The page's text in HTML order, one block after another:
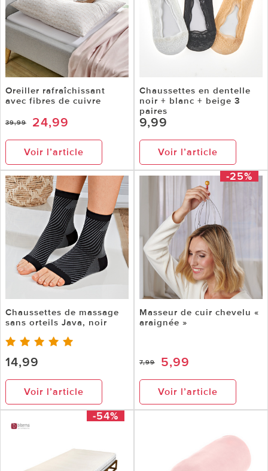
Oreiller rafraîchissant
avec fibres de cuivre
39,99 24,99
Voir l’article
Chaussettes en dentelle
noir + blanc + beige 3
paires
9,99
Voir l’article
Chaussettes de massage
sans orteils Java, noir
14,99
Voir l’article
-25%
Masseur de cuir chevelu «
araignée »
7,99 5,99
Voir l’article
-54%